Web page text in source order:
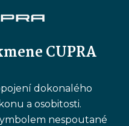
CUPRA
dokonalého
a osobitosti.
nespoutané